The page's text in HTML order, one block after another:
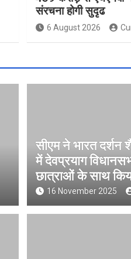
संरचना होगी सुदृढ
6 August 2026
सीएम ने भारत दर्शन
में देवप्रयाग
छात्राओं के साथ
16 November 2025